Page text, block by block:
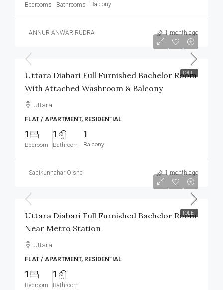
Bedrooms Bathrooms Balcony
ANNUR ANWAR RUDRA 1 month ago
TOLET
Uttara Diabari Full Furnished Bachelor Room
With Attached Washroom & Balcony
Uttara
FLAT / APARTMENT, RESIDENTIAL
1
Bedroom
1
Bathroom
1
Balcony
Sabikunnahar Oishe 1 month ago
TOLET
Uttara Diabari Full Furnished Bachelor Room
Near Metro Station
Uttara
FLAT / APARTMENT, RESIDENTIAL
1
Bedroom
1
Bathroom